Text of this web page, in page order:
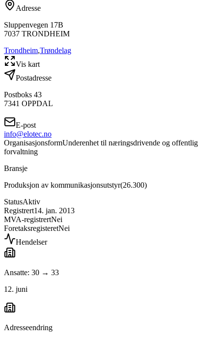
Adresse
Sluppenvegen 17B
7037 TRONDHEIM
Trondheim,Trøndelag
Vis kart
Postadresse
Postboks 43
7341 OPPDAL
E-post
info@elotec.no
OrganisasjonsformUnderenhet til næringsdrivende og offentlig
forvaltning
Bransje
Produksjon av kommunikasjonsutstyr(26.300)
StatusAktiv
Registrert14. jan. 2013
MVA-registrertNei
ForetaksregisteretNei
Hendelser
Ansatte: 30 → 33
12. juni
Adresseendring